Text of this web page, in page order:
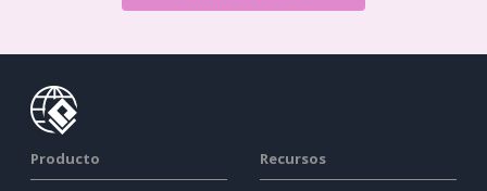
Producto Recursos